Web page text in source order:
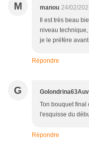
M manou 24/02/
Il est très beau
niveau
je le préfère
Répondre
G Golondrina63Auv
Ton bouquet final
l'esquisse du
Répondre